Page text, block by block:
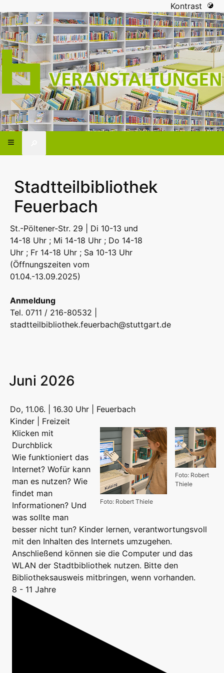
Kontrast
Stadtteilbibliothek
Feuerbach
St.-Pöltener-Str. 29 | Di 10-13 und
14-18 Uhr ; Mi 14-18 Uhr ; Do 14-18
Uhr ; Fr 14-18 Uhr ; Sa 10-13 Uhr
(Öffnungszeiten vom
01.04.-13.09.2025)
Anmeldung
Tel. 0711 / 216-80532 |
stadtteilbibliothek.feuerbach@stuttgart.de
Juni 2026
Do, 11.06. | 16.30 Uhr | Feuerbach
Kinder | Freizeit
Foto: Robert
Thiele
Foto: Robert Thiele
Klicken mit
Durchblick
Wie funktioniert das
Internet? Wofür kann
man es nutzen? Wie
findet man
Informationen? Und
was sollte man
besser nicht tun? Kinder lernen, verantwortungsvoll
mit den Inhalten des Internets umzugehen.
Anschließend können sie die Computer und das
WLAN der Stadtbibliothek nutzen. Bitte den
Bibliotheksausweis mitbringen, wenn vorhanden.
8 - 11 Jahre